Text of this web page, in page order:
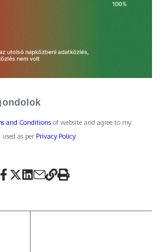
and Conditions of website and agree to my
as per Privacy Policy